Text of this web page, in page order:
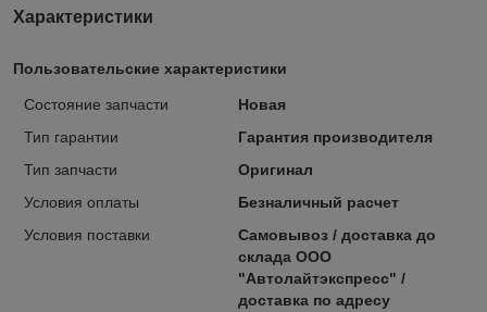
Характеристики
Пользовательские характеристики
Состояние запчасти
Новая
Тип гарантии
Гарантия производителя
Тип запчасти
Оригинал
Условия оплаты
Безналичный расчет
Условия поставки
Самовывоз / доставка до
склада ООО
"Автолайтэкспресс" /
доставка по адресу